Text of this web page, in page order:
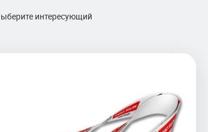
интересующий